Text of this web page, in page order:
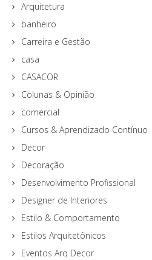
Arquitetura
banheiro
Carreira e Gestão
casa
CASACOR
Colunas & Opinião
comercial
Cursos & Aprendizado Contínuo
Decor
Decoração
Desenvolvimento Profissional
Designer de Interiores
Estilo & Comportamento
Estilos Arquitetônicos
Eventos Arq Decor